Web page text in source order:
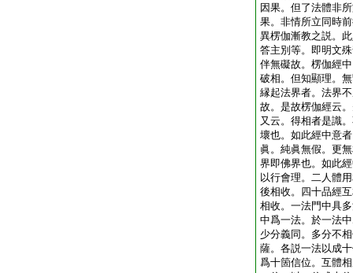
因果。但了法體非
果。非情所立同時
異楞伽漸教之説。
答主別等。即明文
伴無礙故。楞伽經
破相。但知顯理。
縁起法界者。法界
故。是故楞伽經云
又云。得相者是識
壞也。如此經中意
眞。純眞無假。更
界即佛界也。如此
以行會理。二人體
後相收。四十品經
相收。一法門中具
中爲一法。於一法
少分義同。多分不
薩。各説一法以成
爲十箇信位。互體